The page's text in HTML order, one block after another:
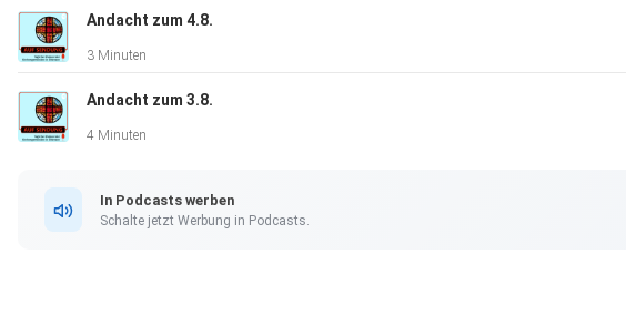
Andacht zum 4.8.
3 Minuten
Andacht zum 3.8.
4 Minuten
In Podcasts werben
Schalte jetzt Werbung in Podcasts.